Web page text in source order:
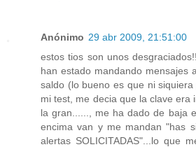
Anónimo 29 abr 2009, 21:51:00
estos tios son unos
han estado mandando mensajes
saldo (lo bueno es que ni
mi test, me decia que la clave era
la gran......, me ha dado de baja
encima van y me mandan "has
alertas SOLICITADAS"...lo que